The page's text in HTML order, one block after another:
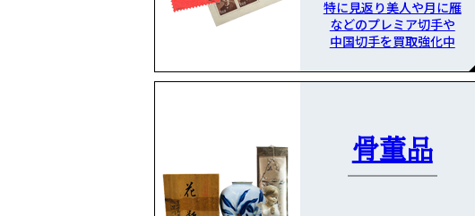
特に見返り美人や月に雁
などのプレミア切手や
中国切手を買取強化中
骨董品